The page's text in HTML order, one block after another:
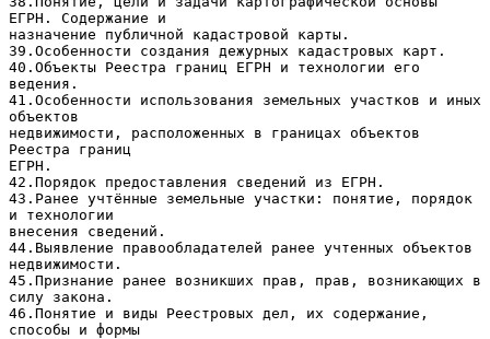
ЕГРН. Содержание и
назначение публичной кадастровой карты.
39.Особенности создания дежурных кадастровых карт.
40.Объекты Реестра границ ЕГРН и технологии его
ведения.
41.Особенности использования земельных участков и иных
объектов
недвижимости, расположенных в границах объектов
Реестра границ
ЕГРН.
42.Порядок предоставления сведений из ЕГРН.
43.Ранее учтённые земельные участки: понятие, порядок
и технологии
внесения сведений.
44.Выявление правообладателей ранее учтенных объектов
недвижимости.
45.Признание ранее возникших прав, прав, возникающих в
силу закона.
46.Понятие и виды Реестровых дел, их содержание,
способы и формы